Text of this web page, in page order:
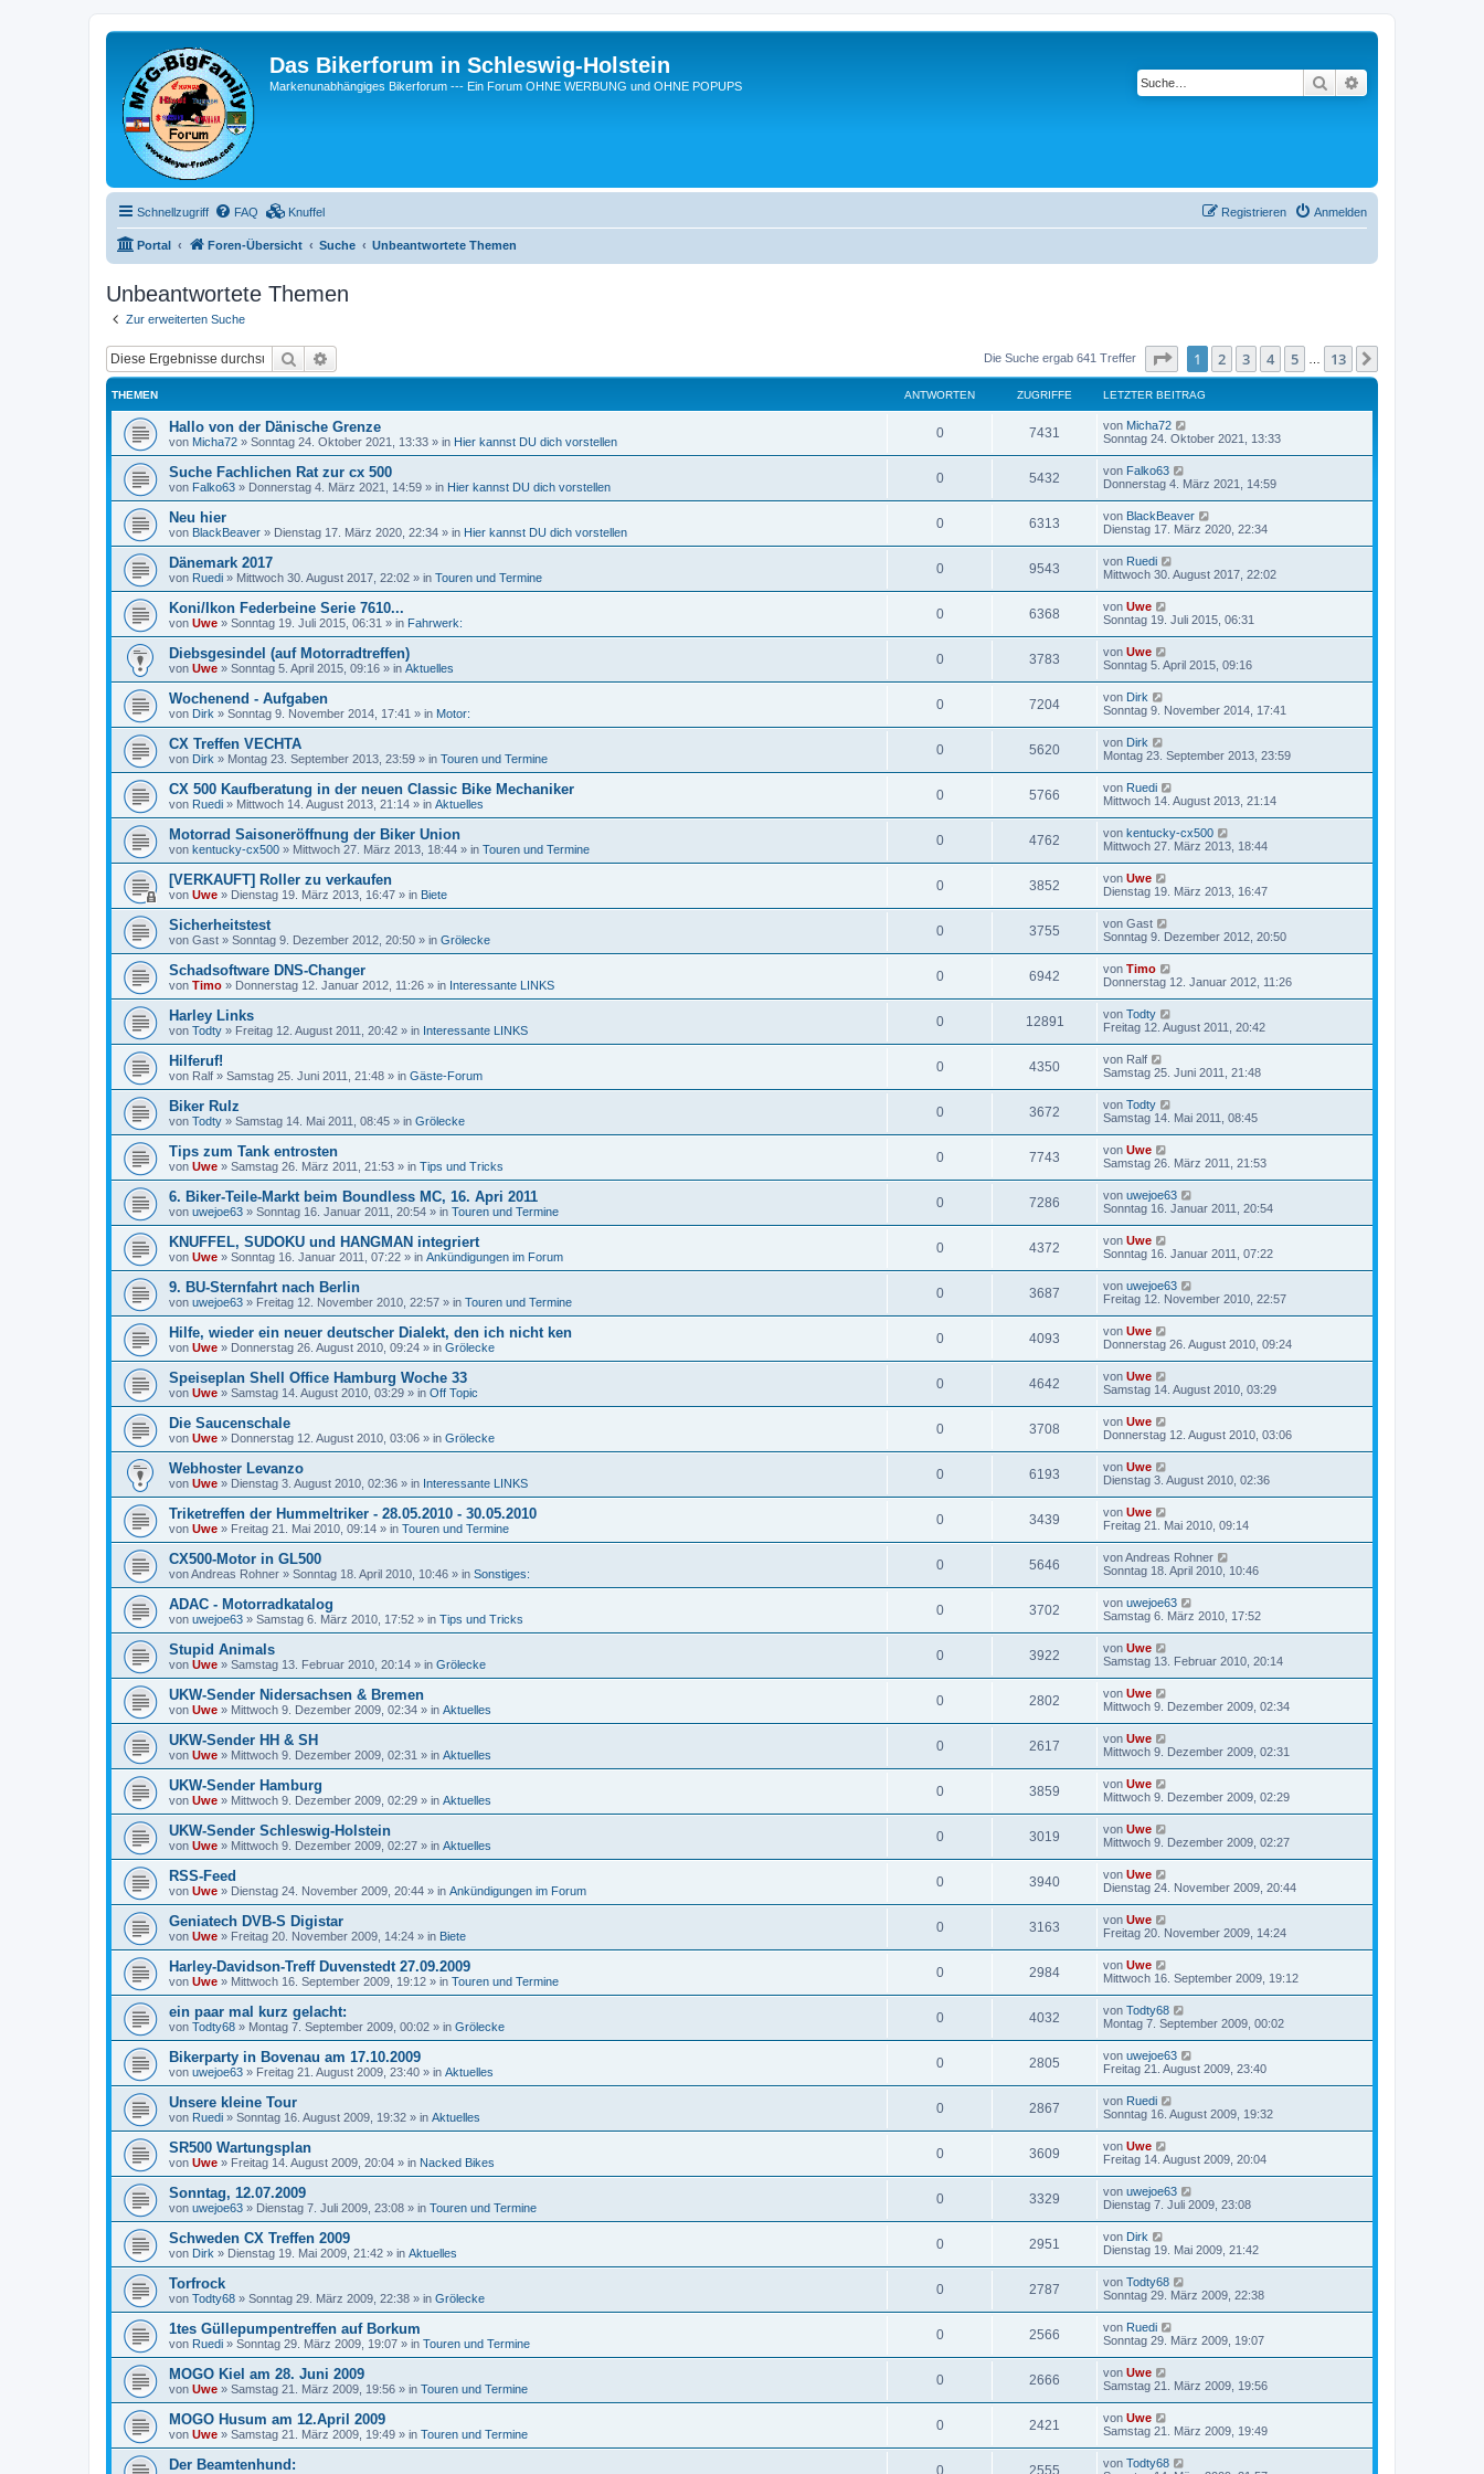
Das Bikerforum in Schleswig-Holstein
Markenunabhängiges Bikerforum --- Ein Forum OHNE WERBUNG und OHNE POPUPS Suche
Schnellzugriff FAQ Knuffel Anmelden
Registrieren
Portal Foren-Übersicht Suche Unbeantwortete Themen
Unbeantwortete Themen
Zur erweiterten Suche
Suche Die Suche ergab 641 Treffer Seite von13
1 2 3 4 5 13
THEMEN ANTWORTEN ZUGRIFFE LETZTER BEITRAG
Hallo von der Dänische Grenze
von Micha72 » Sonntag 24. Oktober 2021, 13:33 » in Hier kannst DU dich vorstellen
0 7431 von Micha72
Sonntag 24. Oktober 2021, 13:33
Suche Fachlichen Rat zur cx 500
von Falko63 » Donnerstag 4. März 2021, 14:59 » in Hier kannst DU dich vorstellen
0 5432 von Falko63
Donnerstag 4. März 2021, 14:59
Neu hier
von BlackBeaver » Dienstag 17. März 2020, 22:34 » in Hier kannst DU dich vorstellen
0 6313 von BlackBeaver
Dienstag 17. März 2020, 22:34
Dänemark 2017
von Ruedi » Mittwoch 30. August 2017, 22:02 » in Touren und Termine
0 9543 von Ruedi
Mittwoch 30. August 2017, 22:02
Koni/Ikon Federbeine Serie 7610...
von Uwe » Sonntag 19. Juli 2015, 06:31 » in Fahrwerk:
0 6368 von Uwe
Sonntag 19. Juli 2015, 06:31
Diebsgesindel (auf Motorradtreffen)
von Uwe » Sonntag 5. April 2015, 09:16 » in Aktuelles
0 3783 von Uwe
Sonntag 5. April 2015, 09:16
Wochenend - Aufgaben
von Dirk » Sonntag 9. November 2014, 17:41 » in Motor:
0 7204 von Dirk
Sonntag 9. November 2014, 17:41
CX Treffen VECHTA
von Dirk » Montag 23. September 2013, 23:59 » in Touren und Termine
0 5620 von Dirk
Montag 23. September 2013, 23:59
CX 500 Kaufberatung in der neuen Classic Bike Mechaniker
von Ruedi » Mittwoch 14. August 2013, 21:14 » in Aktuelles
0 5766 von Ruedi
Mittwoch 14. August 2013, 21:14
Motorrad Saisoneröffnung der Biker Union
von kentucky-cx500 » Mittwoch 27. März 2013, 18:44 » in Touren und Termine
0 4762 von kentucky-cx500
Mittwoch 27. März 2013, 18:44
[VERKAUFT] Roller zu verkaufen
von Uwe » Dienstag 19. März 2013, 16:47 » in Biete
0 3852 von Uwe
Dienstag 19. März 2013, 16:47
Sicherheitstest
von Gast » Sonntag 9. Dezember 2012, 20:50 » in Grölecke
0 3755 von Gast
Sonntag 9. Dezember 2012, 20:50
Schadsoftware DNS-Changer
von Timo » Donnerstag 12. Januar 2012, 11:26 » in Interessante LINKS
0 6942 von Timo
Donnerstag 12. Januar 2012, 11:26
Harley Links
von Todty » Freitag 12. August 2011, 20:42 » in Interessante LINKS
0 12891 von Todty
Freitag 12. August 2011, 20:42
Hilferuf!
von Ralf » Samstag 25. Juni 2011, 21:48 » in Gäste-Forum
0 4350 von Ralf
Samstag 25. Juni 2011, 21:48
Biker Rulz
von Todty » Samstag 14. Mai 2011, 08:45 » in Grölecke
0 3672 von Todty
Samstag 14. Mai 2011, 08:45
Tips zum Tank entrosten
von Uwe » Samstag 26. März 2011, 21:53 » in Tips und Tricks
0 7743 von Uwe
Samstag 26. März 2011, 21:53
6. Biker-Teile-Markt beim Boundless MC, 16. Apri 2011
von uwejoe63 » Sonntag 16. Januar 2011, 20:54 » in Touren und Termine
0 7286 von uwejoe63
Sonntag 16. Januar 2011, 20:54
KNUFFEL, SUDOKU und HANGMAN integriert
von Uwe » Sonntag 16. Januar 2011, 07:22 » in Ankündigungen im Forum
0 4372 von Uwe
Sonntag 16. Januar 2011, 07:22
9. BU-Sternfahrt nach Berlin
von uwejoe63 » Freitag 12. November 2010, 22:57 » in Touren und Termine
0 3687 von uwejoe63
Freitag 12. November 2010, 22:57
Hilfe, wieder ein neuer deutscher Dialekt, den ich nicht ken
von Uwe » Donnerstag 26. August 2010, 09:24 » in Grölecke
0 4093 von Uwe
Donnerstag 26. August 2010, 09:24
Speiseplan Shell Office Hamburg Woche 33
von Uwe » Samstag 14. August 2010, 03:29 » in Off Topic
0 4642 von Uwe
Samstag 14. August 2010, 03:29
Die Saucenschale
von Uwe » Donnerstag 12. August 2010, 03:06 » in Grölecke
0 3708 von Uwe
Donnerstag 12. August 2010, 03:06
Webhoster Levanzo
von Uwe » Dienstag 3. August 2010, 02:36 » in Interessante LINKS
0 6193 von Uwe
Dienstag 3. August 2010, 02:36
Triketreffen der Hummeltriker - 28.05.2010 - 30.05.2010
von Uwe » Freitag 21. Mai 2010, 09:14 » in Touren und Termine
0 3439 von Uwe
Freitag 21. Mai 2010, 09:14
CX500-Motor in GL500
vonAndreas Rohner » Sonntag 18. April 2010, 10:46 » in Sonstiges:
0 5646 vonAndreas Rohner
Sonntag 18. April 2010, 10:46
ADAC - Motorradkatalog
von uwejoe63 » Samstag 6. März 2010, 17:52 » in Tips und Tricks
0 3702 von uwejoe63
Samstag 6. März 2010, 17:52
Stupid Animals
von Uwe » Samstag 13. Februar 2010, 20:14 » in Grölecke
0 3922 von Uwe
Samstag 13. Februar 2010, 20:14
UKW-Sender Nidersachsen & Bremen
von Uwe » Mittwoch 9. Dezember 2009, 02:34 » in Aktuelles
0 2802 von Uwe
Mittwoch 9. Dezember 2009, 02:34
UKW-Sender HH & SH
von Uwe » Mittwoch 9. Dezember 2009, 02:31 » in Aktuelles
0 2617 von Uwe
Mittwoch 9. Dezember 2009, 02:31
UKW-Sender Hamburg
von Uwe » Mittwoch 9. Dezember 2009, 02:29 » in Aktuelles
0 3859 von Uwe
Mittwoch 9. Dezember 2009, 02:29
UKW-Sender Schleswig-Holstein
von Uwe » Mittwoch 9. Dezember 2009, 02:27 » in Aktuelles
0 3019 von Uwe
Mittwoch 9. Dezember 2009, 02:27
RSS-Feed
von Uwe » Dienstag 24. November 2009, 20:44 » in Ankündigungen im Forum
0 3940 von Uwe
Dienstag 24. November 2009, 20:44
Geniatech DVB-S Digistar
von Uwe » Freitag 20. November 2009, 14:24 » in Biete
0 3163 von Uwe
Freitag 20. November 2009, 14:24
Harley-Davidson-Treff Duvenstedt 27.09.2009
von Uwe » Mittwoch 16. September 2009, 19:12 » in Touren und Termine
0 2984 von Uwe
Mittwoch 16. September 2009, 19:12
ein paar mal kurz gelacht:
von Todty68 » Montag 7. September 2009, 00:02 » in Grölecke
0 4032 von Todty68
Montag 7. September 2009, 00:02
Bikerparty in Bovenau am 17.10.2009
von uwejoe63 » Freitag 21. August 2009, 23:40 » in Aktuelles
0 2805 von uwejoe63
Freitag 21. August 2009, 23:40
Unsere kleine Tour
von Ruedi » Sonntag 16. August 2009, 19:32 » in Aktuelles
0 2867 von Ruedi
Sonntag 16. August 2009, 19:32
SR500 Wartungsplan
von Uwe » Freitag 14. August 2009, 20:04 » in Nacked Bikes
0 3609 von Uwe
Freitag 14. August 2009, 20:04
Sonntag, 12.07.2009
von uwejoe63 » Dienstag 7. Juli 2009, 23:08 » in Touren und Termine
0 3329 von uwejoe63
Dienstag 7. Juli 2009, 23:08
Schweden CX Treffen 2009
von Dirk » Dienstag 19. Mai 2009, 21:42 » in Aktuelles
0 2951 von Dirk
Dienstag 19. Mai 2009, 21:42
Torfrock
von Todty68 » Sonntag 29. März 2009, 22:38 » in Grölecke
0 2787 von Todty68
Sonntag 29. März 2009, 22:38
1tes Güllepumpentreffen auf Borkum
von Ruedi » Sonntag 29. März 2009, 19:07 » in Touren und Termine
0 2566 von Ruedi
Sonntag 29. März 2009, 19:07
MOGO Kiel am 28. Juni 2009
von Uwe » Samstag 21. März 2009, 19:56 » in Touren und Termine
0 2666 von Uwe
Samstag 21. März 2009, 19:56
MOGO Husum am 12.April 2009
von Uwe » Samstag 21. März 2009, 19:49 » in Touren und Termine
0 2421 von Uwe
Samstag 21. März 2009, 19:49
Der Beamtenhund: 0 2555 von Todty68